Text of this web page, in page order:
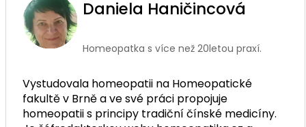
Daniela Haničincová
Homeopatka s více než 20letou praxí.
Vystudovala homeopatii na Homeopatické
fakultě v Brně a ve své práci propojuje
homeopatii s principy tradiční čínské medicíny.